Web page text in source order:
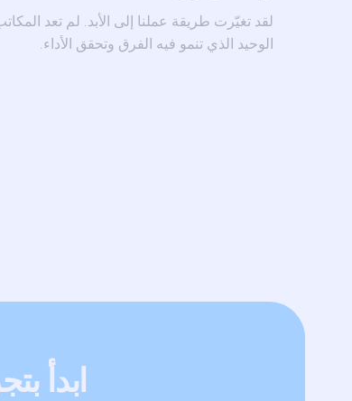
لقد تغيّرت طريقة عملنا إلى الأبد. لم تعد
الوحيد الذي تنمو فيه الفرق وتحقق الأداء.
ابدأ بتجربة